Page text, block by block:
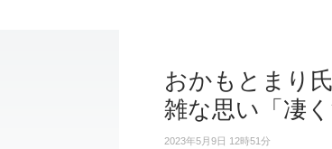
おかもとまり
雑な思い「凄く
2023年5月9日 12時51分